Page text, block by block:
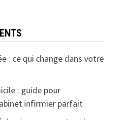
: ce qui change dans votre
: guide pour
infirmier parfait